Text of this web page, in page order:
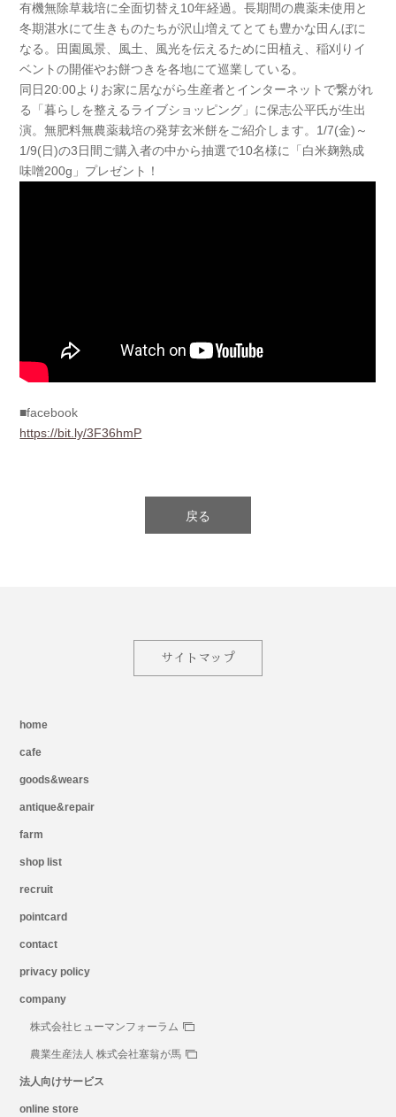
有機無除草栽培に全面切替え10年経過。長期間の農薬未使用と
冬期湛水にて生きものたちが沢山増えてとても豊かな田んぼに
なる。田園風景、風土、風光を伝えるために田植え、稲刈りイ
ベントの開催やお餅つきを各地にて巡業している。
同日20:00よりお家に居ながら生産者とインターネットで繋がれ
る「暮らしを整えるライブショッピング」に保志公平氏が生出
演。無肥料無農薬栽培の発芽玄米餅をご紹介します。1/7(金)～
1/9(日)の3日間ご購入者の中から抽選で10名様に「白米麹熟成
味噌200g」プレゼント！
■facebook
https://bit.ly/3F36hmP
戻る
サイトマップ
home
cafe
goods&wears
antique&repair
farm
shop list
recruit
pointcard
contact
privacy policy
company
株式会社ヒューマンフォーラム
農業生産法人 株式会社塞翁が馬
法人向けサービス
online store